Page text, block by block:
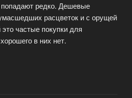
редко. Дешевые
расцветок и с орущей
частые покупки для
в них нет.